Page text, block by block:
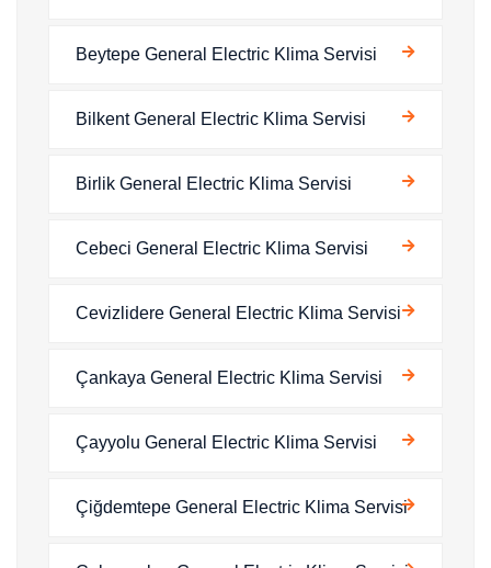
Beytepe General Electric Klima Servisi
Bilkent General Electric Klima Servisi
Birlik General Electric Klima Servisi
Cebeci General Electric Klima Servisi
Cevizlidere General Electric Klima Servisi
Çankaya General Electric Klima Servisi
Çayyolu General Electric Klima Servisi
Çiğdemtepe General Electric Klima Servisi